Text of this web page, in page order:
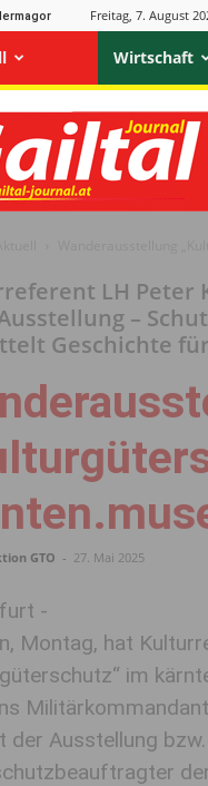
Freitag, 7. August
Wirtschaft
LH Peter
–
Geschichte
GTO - 27. Mai 2025
-
Montag, hat
im
Militärkommandant
der Ausstellung